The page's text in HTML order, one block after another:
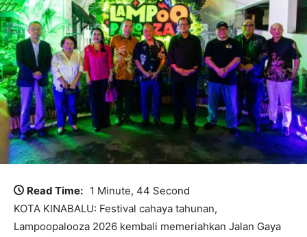
Read Time: 1 Minute, 44 Second
KOTA KINABALU: Festival cahaya tahunan,
Lampoopalooza 2026 kembali memeriahkan Jalan Gaya